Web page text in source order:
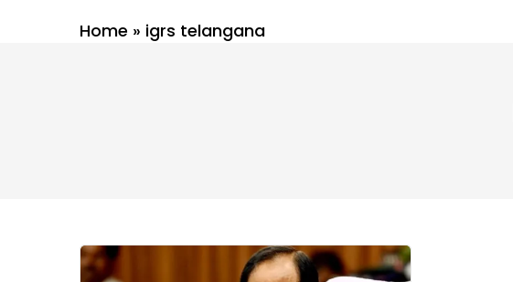
Home » igrs telangana